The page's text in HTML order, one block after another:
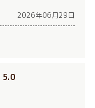
2026年06月29日
5.0